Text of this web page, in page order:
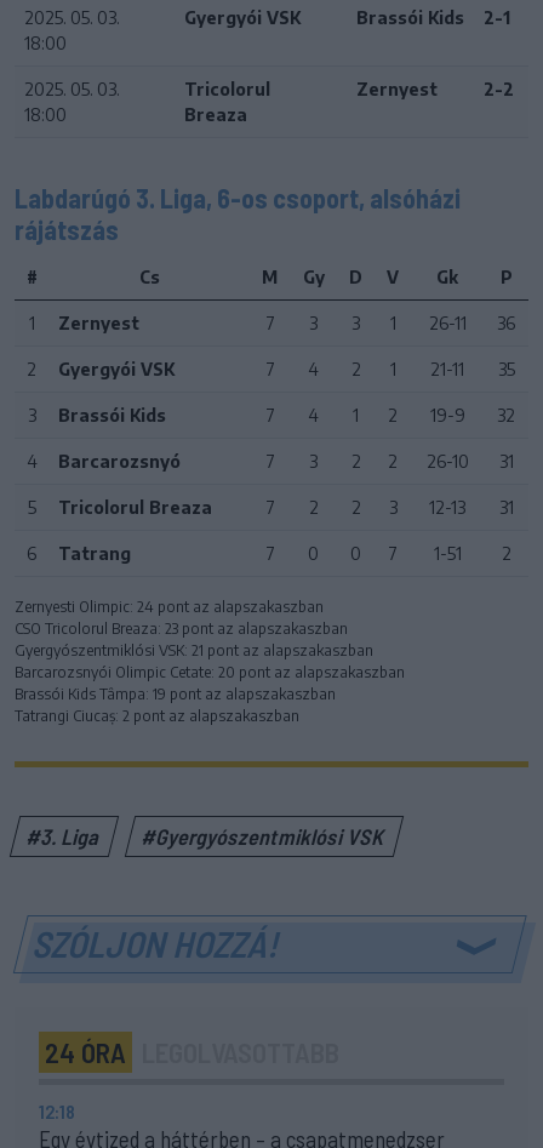
2025. 05. 03.
18:00
Gyergyói VSK Brassói Kids 2-1
2025. 05. 03.
18:00
Tricolorul
Breaza
Zernyest 2-2
Labdarúgó 3. Liga, 6-os csoport, alsóházi
rájátszás
# Cs M Gy D V Gk P
1 Zernyest 7 3 3 1 26-11 36
2 Gyergyói VSK 7 4 2 1 21-11 35
3 Brassói Kids 7 4 1 2 19-9 32
4 Barcarozsnyó 7 3 2 2 26-10 31
5 Tricolorul Breaza 7 2 2 3 12-13 31
6 Tatrang 7 0 0 7 1-51 2
Zernyesti Olimpic: 24 pont az alapszakaszban
CSO Tricolorul Breaza: 23 pont az alapszakaszban
Gyergyószentmiklósi VSK: 21 pont az alapszakaszban
Barcarozsnyói Olimpic Cetate: 20 pont az alapszakaszban
Brassói Kids Tâmpa: 19 pont az alapszakaszban
Tatrangi Ciucaș: 2 pont az alapszakaszban
#3. Liga #Gyergyószentmiklósi VSK
SZÓLJON HOZZÁ!
24 ÓRA
12:18
Egy évtized a háttérben – a csapatmenedzser